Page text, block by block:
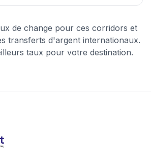
de change pour ces corridors et
transferts d'argent internationaux.
taux pour votre destination.